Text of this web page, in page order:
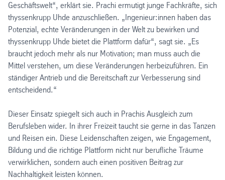
Geschäftswelt“, erklärt sie. Prachi ermutigt junge Fachkräfte, sich
thyssenkrupp Uhde anzuschließen. „Ingenieur:innen haben das
Potenzial, echte Veränderungen in der Welt zu bewirken und
thyssenkrupp Uhde bietet die Plattform dafür“, sagt sie. „Es
braucht jedoch mehr als nur Motivation; man muss auch die
Mittel verstehen, um diese Veränderungen herbeizuführen. Ein
ständiger Antrieb und die Bereitschaft zur Verbesserung sind
entscheidend.“
Dieser Einsatz spiegelt sich auch in Prachis Ausgleich zum
Berufsleben wider. In ihrer Freizeit taucht sie gerne in das Tanzen
und Reisen ein. Diese Leidenschaften zeigen, wie Engagement,
Bildung und die richtige Plattform nicht nur berufliche Träume
verwirklichen, sondern auch einen positiven Beitrag zur
Nachhaltigkeit leisten können.